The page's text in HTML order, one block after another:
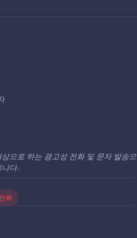
으로 하는 광고성 전화 및 문자 발송으
다.
화